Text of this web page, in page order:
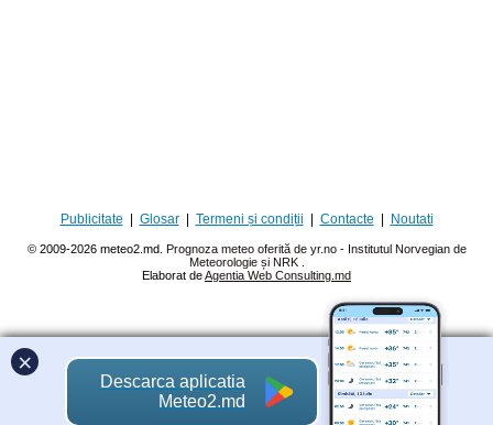
Publicitate Glosar| Termeni și condiții Contacte Noutati
© 2009-2026 meteo2.md. Prognoza meteo oferită de yr.no - Institutul Norvegian de
Meteorologie și NRK
Elaborat deAgentia Web Consulting.md
×
Descarca aplicatia
Meteo2.md